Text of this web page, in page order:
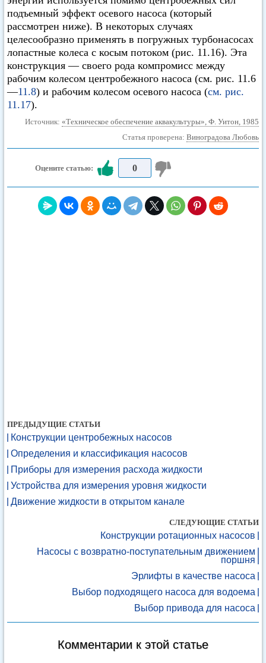
подъемный эффект осевого насоса (который
рассмотрен ниже). В некоторых случаях
целесообразно применять в погружных турбонасосах
лопастные колеса с косым потоком (рис. 11.16). Эта
конструкция — своего рода компромисс между
рабочим колесом центробежного насоса (см. рис. 11.6
—11.8) и рабочим колесом осевого насоса (см. рис.
11.17).
Источник: «Техническое обеспечение аквакультуры», Ф. Уитон, 1985
Статья проверена: Виноградова Любовь
Оцените статью: 0
ПРЕДЫДУЩИЕ СТАТЬИ
Конструкции центробежных насосов
Определения и классификация насосов
Приборы для измерения расхода жидкости
Устройства для измерения уровня жидкости
Движение жидкости в открытом канале
СЛЕДУЮЩИЕ СТАТЬИ
Конструкции ротационных насосов
Насосы с возвратно-поступательным движением
поршня
Эрлифты в качестве насоса
Выбор подходящего насоса для водоема
Выбор привода для насоса
Комментарии к этой статье